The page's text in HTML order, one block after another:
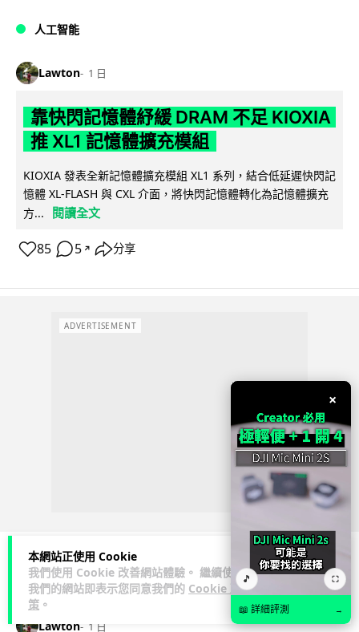
本網站正使用 Cookie
我們使用 Cookie 改善網站體驗。 繼續使用
我們的網站即表示您同意我們的 Cookie 政
策 。
人工智能
Lawton 1 日
靠快閃記憶體紓緩 DRAM 不足 KIOXIA
推 XL1 記憶體擴充模組
KIOXIA 發表全新記憶體擴充模組 XL1 系列，結合低延遲快閃記
憶體 XL-FLASH 與 CXL 介面，將快閃記憶體轉化為記憶體擴充
方...
閱讀全文
85 5 ↗ 分享
ADVERTISEMENT
商業科技 資訊保安
Lawton 1 日
×
🎵 ⛶
📖 詳細評測 →